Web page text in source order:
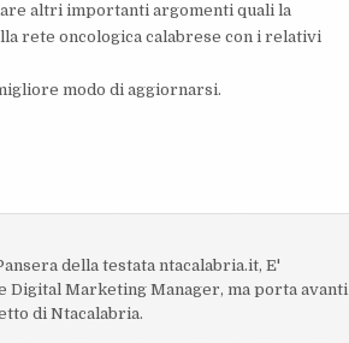
altri importanti argomenti quali la
rete oncologica calabrese con i relativi
modo di aggiornarsi.
della testata ntacalabria.it, E'
Digital Marketing Manager, ma porta avanti
di Ntacalabria.